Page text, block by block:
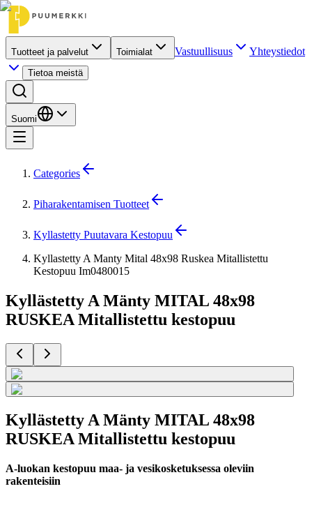
Tuotteet ja palvelut Toimialat Vastuullisuus Yhteystiedot
Tietoa meistä
Suomi
Categories
Piharakentamisen Tuotteet
Kyllastetty Puutavara Kestopuu
Kyllastetty A Manty Mital 48x98 Ruskea Mitallistettu
Kestopuu Im0480015
Kyllästetty A Mänty MITAL 48x98
RUSKEA Mitallistettu kestopuu
Kyllästetty A Mänty MITAL 48x98
RUSKEA Mitallistettu kestopuu
A-luokan kestopuu maa- ja vesikosketuksessa oleviin
rakenteisiin